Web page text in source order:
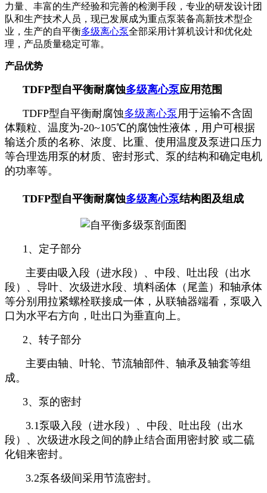
力量、丰富的生产经验和完善的检测手段，专业的研发设计团
队和生产技术人员，现已发展成为重点泵装备高新技术型企
业，生产的自平衡多级离心泵全部采用计算机设计和优化处
理，产品质量稳定可靠。
产品优势
TDFP型自平衡耐腐蚀多级离心泵应用范围
TDFP型自平衡耐腐蚀多级离心泵用于运输不含固
体颗粒、温度为-20~105℃的腐蚀性液体，用户可根据
输送介质的名称、浓度、比重、使用温度及泵进口压力
等合理选用泵的材质、密封形式、泵的结构和确定电机
的功率等。
TDFP型自平衡耐腐蚀多级离心泵结构图及组成
1、定子部分
主要由吸入段（进水段）、中段、吐出段（出水
段）、导叶、次级进水段、填料函体（尾盖）和轴承体
等分别用拉紧螺栓联接成一体，从联轴器端看，泵吸入
口为水平右方向，吐出口为垂直向上。
2、转子部分
主要由轴、叶轮、节流轴部件、轴承及轴套等组
成。
3、泵的密封
3.1泵吸入段（进水段）、中段、吐出段（出水
段）、次级进水段之间的静止结合面用密封胶 或二硫
化钼来密封。
3.2泵各级间采用节流密封。